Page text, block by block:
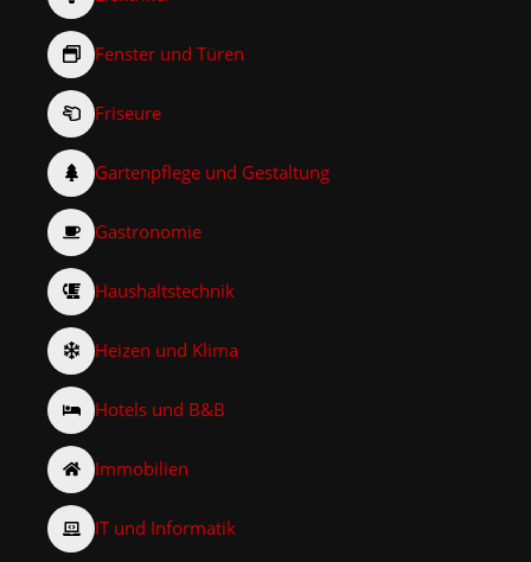
Fenster und Türen
Friseure
Gartenpflege und Gestaltung
Gastronomie
Haushaltstechnik
Heizen und Klima
Hotels und B&B
Immobilien
IT und Informatik